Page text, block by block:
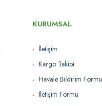
KURUMSAL
İletişim
Kargo Takibi
Havale Bildirim Formu
İletişim Formu